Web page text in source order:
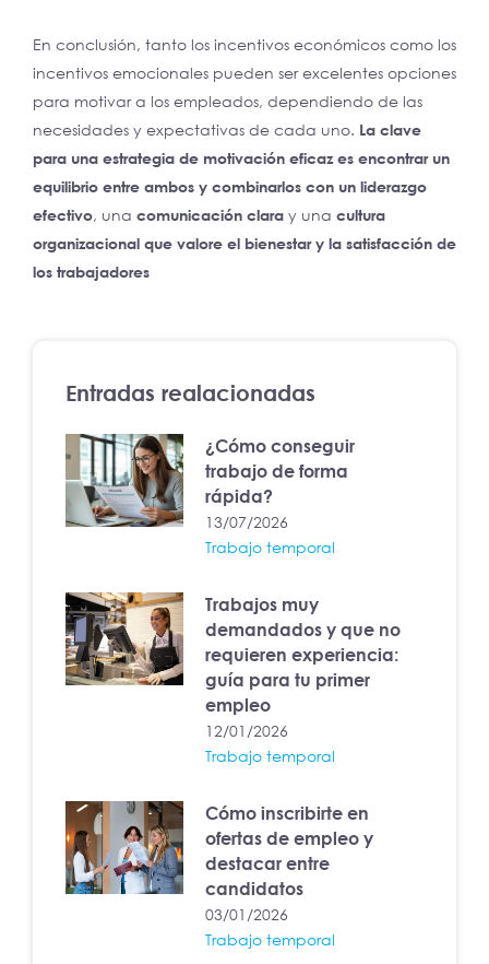
En conclusión, tanto los incentivos económicos como los
incentivos emocionales pueden ser excelentes opciones
para motivar a los empleados, dependiendo de las
necesidades y expectativas de cada uno. La clave
para una estrategia de motivación eficaz es encontrar un
equilibrio entre ambos y combinarlos con un liderazgo
efectivo, una comunicación clara y una cultura
organizacional que valore el bienestar y la satisfacción de
los trabajadores
Entradas realacionadas
¿Cómo conseguir
trabajo de forma
rápida?
13/07/2026
Trabajo temporal
Trabajos muy
demandados y que no
requieren experiencia:
guía para tu primer
empleo
12/01/2026
Trabajo temporal
Cómo inscribirte en
ofertas de empleo y
destacar entre
candidatos
03/01/2026
Trabajo temporal